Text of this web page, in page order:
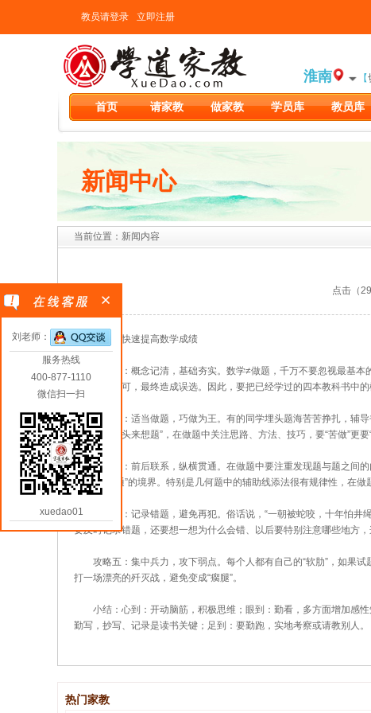
教员请登录 立即注册
淮南 【
首页 请家教 做家教 学员库 教员库
新闻中心
当前位置：新闻内容
点击（
要了解如何快速提高数学成绩
攻略一：概念记清，基础夯实。数学≠做题，千万不要忽视最基本
感觉模棱两可，最终造成误选。因此，要把已经学过的四本教科书中
攻略二：适当做题，巧做为王。有的同学埋头题海苦苦挣扎，辅导
做题，抬起头来想题”，在做题中关注思路、方法、技巧，要“苦做”更
攻略三：前后联系，纵横贯通。在做题中要注重发现题与题之间的
到“触类旁通”的境界。特别是几何题中的辅助线添法很有规律性，在做
攻略四：记录错题，避免再犯。俗话说，“一朝被蛇咬，十年怕井绳
要及时记录错题，还要想一想为什么会错、以后要特别注意哪些地方
攻略五：集中兵力，攻下弱点。每个人都有自己的“软肋”，如果试
打一场漂亮的歼灭战，避免变成“瘸腿”。
小结：心到：开动脑筋，积极思维；眼到：勤看，多方面增加感性
勤写，抄写、记录是读书关键；足到：要勤跑，实地考察或请教别人。
热门家教
刘老师：
服务热线
400-877-1110
微信扫一扫
xuedao01